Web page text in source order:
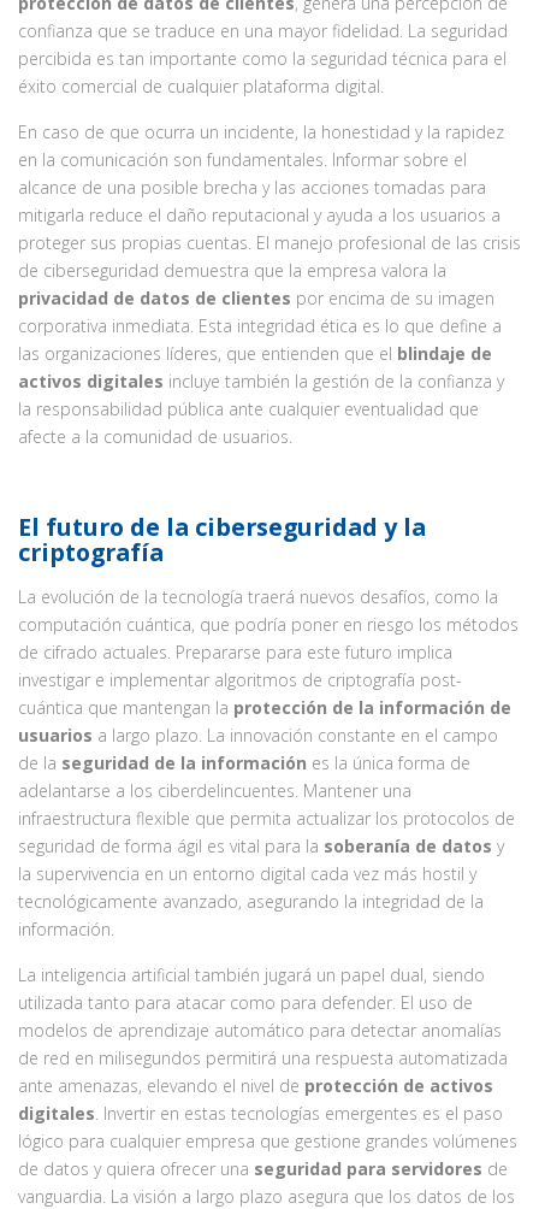
confianza que se traduce en una mayor fidelidad. La seguridad
percibida es tan importante como la seguridad técnica para el
éxito comercial de cualquier plataforma digital.
En caso de que ocurra un incidente, la honestidad y la rapidez
en la comunicación son fundamentales. Informar sobre el
alcance de una posible brecha y las acciones tomadas para
mitigarla reduce el daño reputacional y ayuda a los usuarios a
proteger sus propias cuentas. El manejo profesional de las crisis
de ciberseguridad demuestra que la empresa valora la
privacidad de datos de clientes por encima de su imagen
corporativa inmediata. Esta integridad ética es lo que define a
las organizaciones líderes, que entienden que el blindaje de
activos digitales incluye también la gestión de la confianza y
la responsabilidad pública ante cualquier eventualidad que
afecte a la comunidad de usuarios.
El futuro de la ciberseguridad y la
criptografía
La evolución de la tecnología traerá nuevos desafíos, como la
computación cuántica, que podría poner en riesgo los métodos
de cifrado actuales. Prepararse para este futuro implica
investigar e implementar algoritmos de criptografía post-
cuántica que mantengan la protección de la información de
usuarios a largo plazo. La innovación constante en el campo
de la seguridad de la información es la única forma de
adelantarse a los ciberdelincuentes. Mantener una
infraestructura flexible que permita actualizar los protocolos de
seguridad de forma ágil es vital para la soberanía de datos y
la supervivencia en un entorno digital cada vez más hostil y
tecnológicamente avanzado, asegurando la integridad de la
información.
La inteligencia artificial también jugará un papel dual, siendo
utilizada tanto para atacar como para defender. El uso de
modelos de aprendizaje automático para detectar anomalías
de red en milisegundos permitirá una respuesta automatizada
ante amenazas, elevando el nivel de protección de activos
digitales. Invertir en estas tecnologías emergentes es el paso
lógico para cualquier empresa que gestione grandes volúmenes
de datos y quiera ofrecer una seguridad para servidores de
vanguardia. La visión a largo plazo asegura que los datos de los